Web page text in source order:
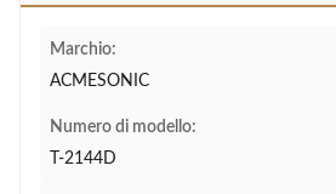
Marchio:
ACMESONIC
Numero di modello:
T-2144D